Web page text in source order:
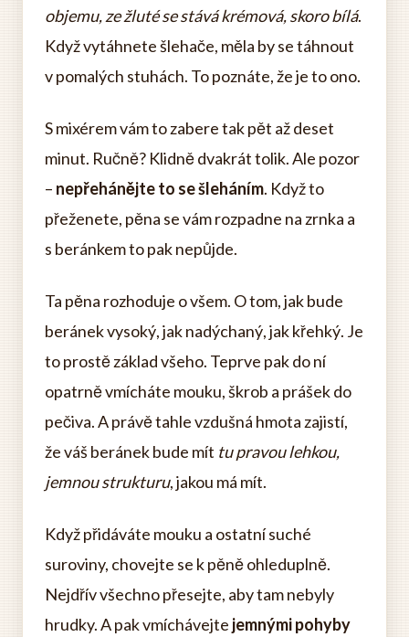
objemu, ze žluté se stává krémová, skoro bílá.
Když vytáhnete šlehače, měla by se táhnout
v pomalých stuhách. To poznáte, že je to ono.
S mixérem vám to zabere tak pět až deset
minut. Ručně? Klidně dvakrát tolik. Ale pozor
– nepřehánějte to se šleháním. Když to
přeženete, pěna se vám rozpadne na zrnka a
s beránkem to pak nepůjde.
Ta pěna rozhoduje o všem. O tom, jak bude
beránek vysoký, jak nadýchaný, jak křehký. Je
to prostě základ všeho. Teprve pak do ní
opatrně vmícháte mouku, škrob a prášek do
pečiva. A právě tahle vzdušná hmota zajistí,
že váš beránek bude mít tu pravou lehkou,
jemnou strukturu, jakou má mít.
Když přidáváte mouku a ostatní suché
suroviny, chovejte se k pěně ohleduplně.
Nejdřív všechno přesejte, aby tam nebyly
hrudky. A pak vmíchávejte jemnými pohyby